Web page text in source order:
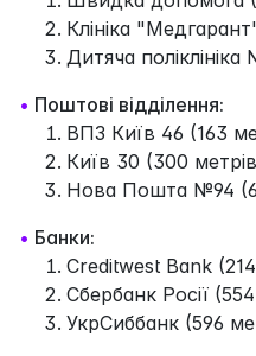
Клініка
Дитяча
• Поштові відділення:
ВПЗ Київ 46 (163
Київ 30 (300
Нова Пошта №94
• Банки:
Creditwest Bank
Cбербанк Росії
УкрСиббанк (596